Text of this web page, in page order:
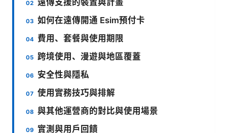
如何在遠傳開通 Esim預付卡
費用、套餐與使用期限
跨境使用、漫遊與地區覆蓋
安全性與隱私
使用實務技巧與排解
與其他運營商的對比與使用場景
實測與用戶回饋